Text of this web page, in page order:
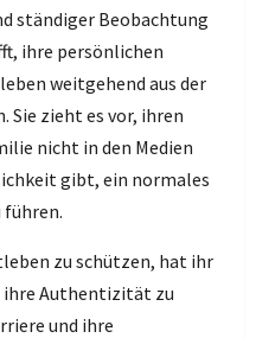
ständiger Beobachtung
ihre persönlichen
weitgehend aus der
zieht es vor, ihren
nicht in den Medien
gibt, ein normales
führen.
zu schützen, hat ihr
Authentizität zu
und ihre